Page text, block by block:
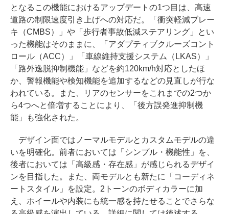
となるこの機能におけるアップデートの1つ目は、高速
道路の制限速度引き上げへの対応だ。「衝突軽減ブレー
キ（CMBS）」や「歩行者事故低減ステアリング」とい
った機能はそのままに、「アダプティブクルーズコント
ロール（ACC）」「車線維持支援システム（LKAS）」
「路外逸脱抑制機能」などを約120km/h対応としたほ
か、警報機能や検知機能を追加するなどの見直しが行な
われている。また、リアのセンサーをこれまでの2つか
ら4つへと倍増することにより、「後方誤発進抑制機
能」も強化された。
デザイン面ではノーマルモデルとカスタムモデルの違
いを明確化。前者においては「シンプル・機能性」を、
後者においては「高級感・存在感」が感じられるデザイ
ンを目指した。また、両モデルとも新たに「コーディネ
ートスタイル」を設定。2トーンのボディカラーに加
え、ホイールや内装にも統一感を持たせることでさらな